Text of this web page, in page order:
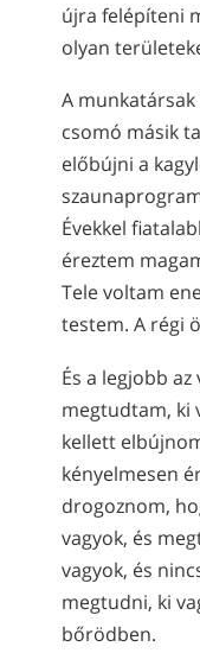
újra felépíteni
olyan
A
csomó másik
előbújni a
Évekkel
éreztem
Tele voltam
testem. A régi
És a legjobb
megtudtam, ki
kellett
kényelmesen
drogoznom,
vagyok, és
vagyok, és
megtudni, ki
bőrödben.